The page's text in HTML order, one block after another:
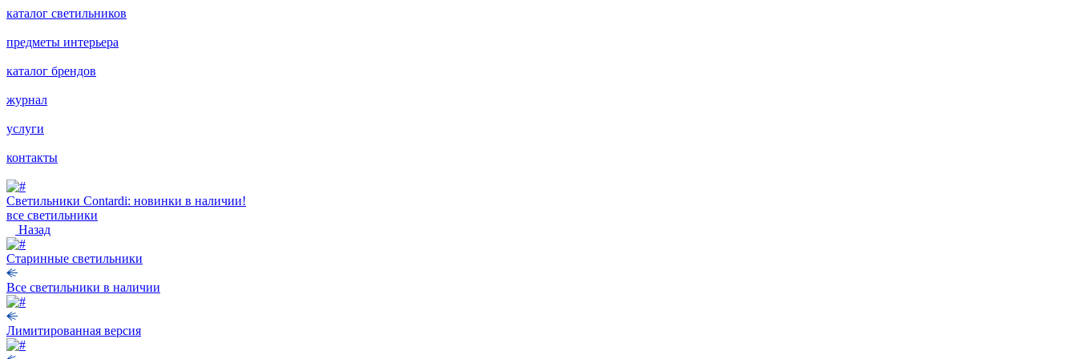
каталог светильников
предметы интерьера
каталог брендов
журнал
услуги
контакты
Светильники Contardi: новинки в наличии!
все светильники
Назад
Старинные светильники
Все светильники в наличии
Лимитированная версия